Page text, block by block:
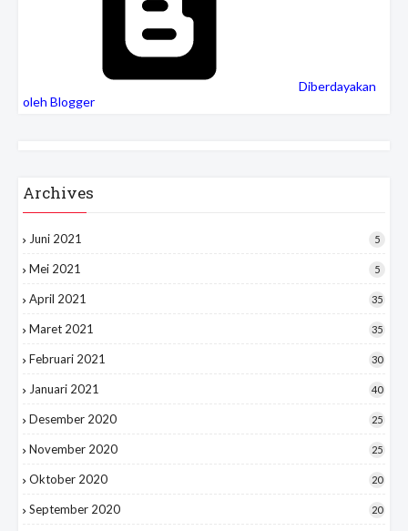
Diberdayakan
oleh Blogger
Archives
Juni 2021 5
Mei 2021 5
April 2021 35
Maret 2021 35
Februari 2021 30
Januari 2021 40
Desember 2020 25
November 2020 25
Oktober 2020 20
September 2020 20